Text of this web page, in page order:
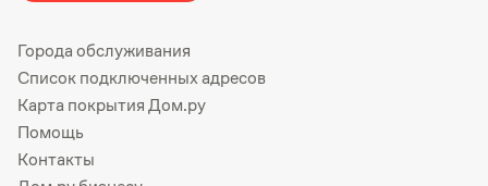
Города обслуживания
Список подключенных адресов
Карта покрытия Дом.ру
Помощь
Контакты